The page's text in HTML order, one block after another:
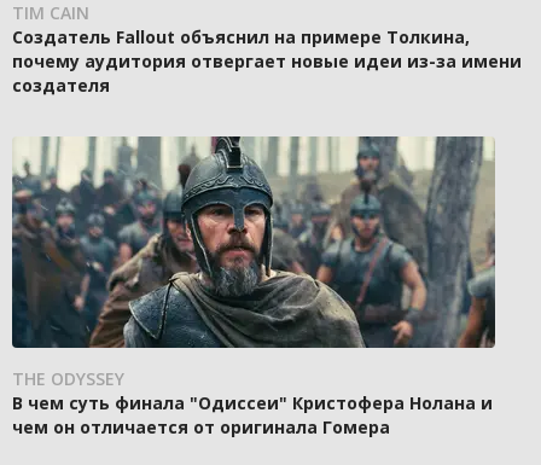
TIM CAIN
Создатель Fallout объяснил на примере Толкина,
почему аудитория отвергает новые идеи из-за имени
создателя
THE ODYSSEY
В чем суть финала "Одиссеи" Кристофера Нолана и
чем он отличается от оригинала Гомера